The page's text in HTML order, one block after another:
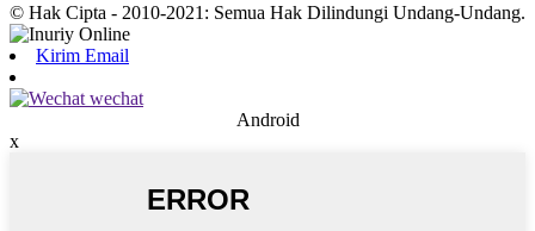
© Hak Cipta - 2010-2021: Semua Hak Dilindungi Undang-Undang.
Kirim Email
Android
x